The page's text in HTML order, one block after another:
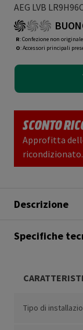
AEG LVB
R: Confezione non
O: Accessori principali
SCONTO
Approfitta
ricondizionato.
Descrizione
Specifiche
Tipo di